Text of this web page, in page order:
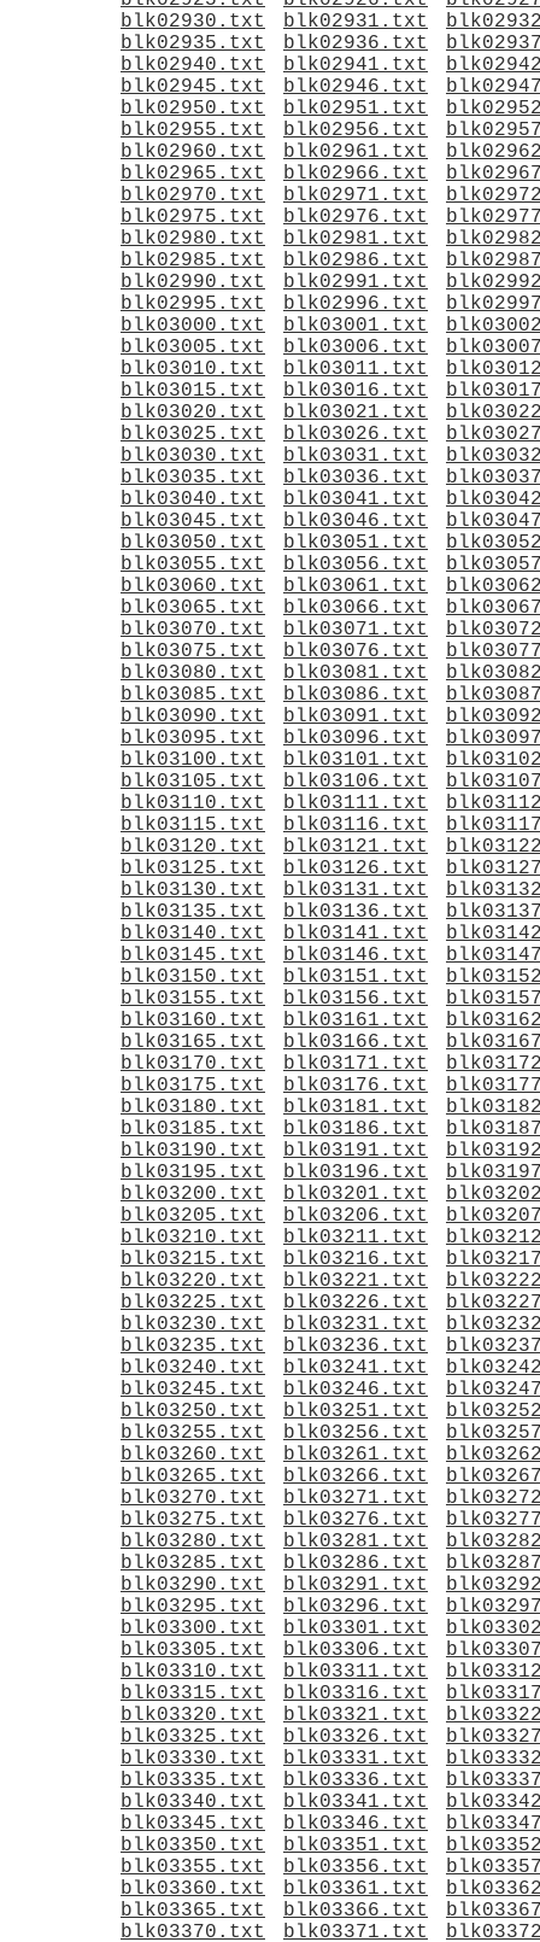
blk02930.txt
blk02931.txt
blk02935.txt
blk02936.txt
blk02940.txt
blk02941.txt
blk02945.txt
blk02946.txt
blk02950.txt
blk02951.txt
blk02955.txt
blk02956.txt
blk02960.txt
blk02961.txt
blk02965.txt
blk02966.txt
blk02970.txt
blk02971.txt
blk02975.txt
blk02976.txt
blk02980.txt
blk02981.txt
blk02985.txt
blk02986.txt
blk02990.txt
blk02991.txt
blk02995.txt
blk02996.txt
blk03000.txt
blk03001.txt
blk03005.txt
blk03006.txt
blk03010.txt
blk03011.txt
blk03015.txt
blk03016.txt
blk03020.txt
blk03021.txt
blk03025.txt
blk03026.txt
blk03030.txt
blk03031.txt
blk03035.txt
blk03036.txt
blk03040.txt
blk03041.txt
blk03045.txt
blk03046.txt
blk03050.txt
blk03051.txt
blk03055.txt
blk03056.txt
blk03060.txt
blk03061.txt
blk03065.txt
blk03066.txt
blk03070.txt
blk03071.txt
blk03075.txt
blk03076.txt
blk03080.txt
blk03081.txt
blk03085.txt
blk03086.txt
blk03090.txt
blk03091.txt
blk03095.txt
blk03096.txt
blk03100.txt
blk03101.txt
blk03105.txt
blk03106.txt
blk03110.txt
blk03111.txt
blk03115.txt
blk03116.txt
blk03120.txt
blk03121.txt
blk03125.txt
blk03126.txt
blk03130.txt
blk03131.txt
blk03135.txt
blk03136.txt
blk03140.txt
blk03141.txt
blk03145.txt
blk03146.txt
blk03150.txt
blk03151.txt
blk03155.txt
blk03156.txt
blk03160.txt
blk03161.txt
blk03165.txt
blk03166.txt
blk03170.txt
blk03171.txt
blk03175.txt
blk03176.txt
blk03180.txt
blk03181.txt
blk03185.txt
blk03186.txt
blk03190.txt
blk03191.txt
blk03195.txt
blk03196.txt
blk03200.txt
blk03201.txt
blk03205.txt
blk03206.txt
blk03210.txt
blk03211.txt
blk03215.txt
blk03216.txt
blk03220.txt
blk03221.txt
blk03225.txt
blk03226.txt
blk03230.txt
blk03231.txt
blk03235.txt
blk03236.txt
blk03240.txt
blk03241.txt
blk03245.txt
blk03246.txt
blk03250.txt
blk03251.txt
blk03255.txt
blk03256.txt
blk03260.txt
blk03261.txt
blk03265.txt
blk03266.txt
blk03270.txt
blk03271.txt
blk03275.txt
blk03276.txt
blk03280.txt
blk03281.txt
blk03285.txt
blk03286.txt
blk03290.txt
blk03291.txt
blk03295.txt
blk03296.txt
blk03300.txt
blk03301.txt
blk03305.txt
blk03306.txt
blk03310.txt
blk03311.txt
blk03315.txt
blk03316.txt
blk03320.txt
blk03321.txt
blk03325.txt
blk03326.txt
blk03330.txt
blk03331.txt
blk03335.txt
blk03336.txt
blk03340.txt
blk03341.txt
blk03345.txt
blk03346.txt
blk03350.txt
blk03351.txt
blk03355.txt
blk03356.txt
blk03360.txt
blk03361.txt
blk03365.txt
blk03366.txt
blk03370.txt
blk03371.txt